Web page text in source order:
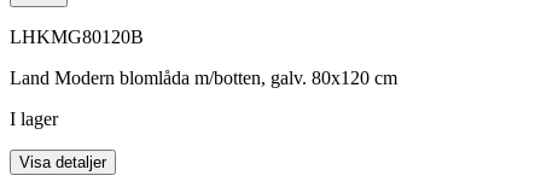
LHKMG80120B
Land Modern blomlåda m/botten, galv. 80x120 cm
I lager
Visa detaljer